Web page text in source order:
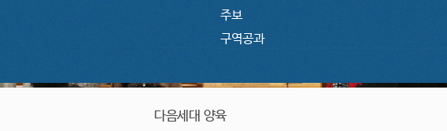
주보
구역공과
다음세대 양육